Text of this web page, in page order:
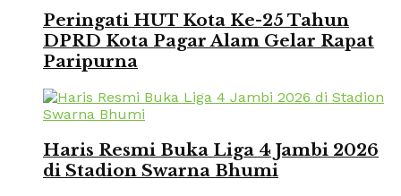
Peringati HUT Kota Ke-25 Tahun
DPRD Kota Pagar Alam Gelar Rapat
Paripurna
Haris Resmi Buka Liga 4 Jambi 2026
di Stadion Swarna Bhumi